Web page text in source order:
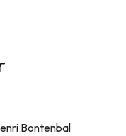
Bontenbal